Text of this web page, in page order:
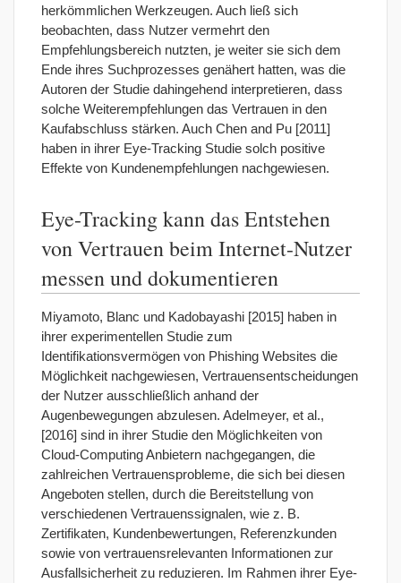
herkömmlichen Werkzeugen. Auch ließ sich
beobachten, dass Nutzer vermehrt den
Empfehlungsbereich nutzten, je weiter sie sich dem
Ende ihres Suchprozesses genähert hatten, was die
Autoren der Studie dahingehend interpretieren, dass
solche Weiterempfehlungen das Vertrauen in den
Kaufabschluss stärken. Auch Chen and Pu [2011]
haben in ihrer Eye-Tracking Studie solch positive
Effekte von Kundenempfehlungen nachgewiesen.
Eye-Tracking kann das Entstehen
von Vertrauen beim Internet-Nutzer
messen und dokumentieren
Miyamoto, Blanc und Kadobayashi [2015] haben in
ihrer experimentellen Studie zum
Identifikationsvermögen von Phishing Websites die
Möglichkeit nachgewiesen, Vertrauensentscheidungen
der Nutzer ausschließlich anhand der
Augenbewegungen abzulesen. Adelmeyer, et al.,
[2016] sind in ihrer Studie den Möglichkeiten von
Cloud-Computing Anbietern nachgegangen, die
zahlreichen Vertrauensprobleme, die sich bei diesen
Angeboten stellen, durch die Bereitstellung von
verschiedenen Vertrauenssignalen, wie z. B.
Zertifikaten, Kundenbewertungen, Referenzkunden
sowie von vertrauensrelevanten Informationen zur
Ausfallsicherheit zu reduzieren. Im Rahmen ihrer Eye-